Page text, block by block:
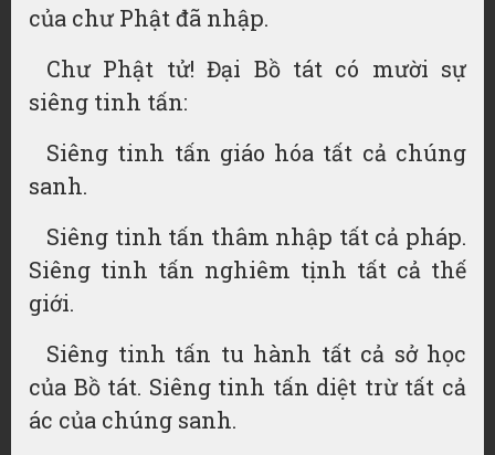
của chư Phật đã nhập.
Chư Phật tử! Đại Bồ tát có mười sự
siêng tinh tấn:
Siêng tinh tấn giáo hóa tất cả chúng
sanh.
Siêng tinh tấn thâm nhập tất cả pháp.
Siêng tinh tấn nghiêm tịnh tất cả thế
giới.
Siêng tinh tấn tu hành tất cả sở học
của Bồ tát. Siêng tinh tấn diệt trừ tất cả
ác của chúng sanh.